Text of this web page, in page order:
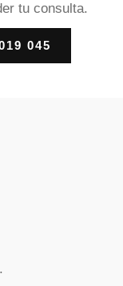
tu consulta.
045